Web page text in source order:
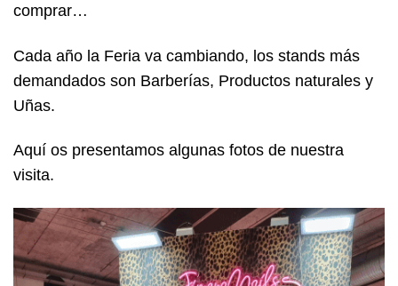
comprar…
Cada año la Feria va cambiando, los stands más
demandados son Barberías, Productos naturales y
Uñas.
Aquí os presentamos algunas fotos de nuestra
visita.